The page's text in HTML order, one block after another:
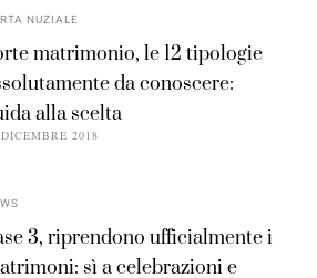
NUZIALE
matrimonio, le 12 tipologie
da conoscere:
alla scelta
2018
3, riprendono ufficialmente i
sì a celebrazioni e